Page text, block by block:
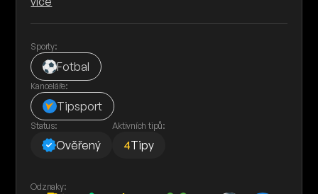
Sporty:
Fotbal
Kanceláře:
Tipsport
Status:
Ověřený
Aktivních tipů:
4Tipy
Odznaky: